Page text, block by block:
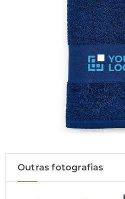
Outras fotografias